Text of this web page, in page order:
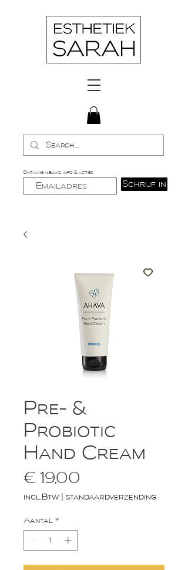
Schrijf in
Ontvang nieuws, info & acties
Pre- &
Probiotic
Hand Cream
€ 19,00
incl.Btw standaardverzending
Aantal *